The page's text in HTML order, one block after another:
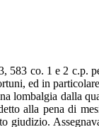
co. 1 e 2 c.p.
ed in
lombalgia dalla
alla pena di
giudizio.